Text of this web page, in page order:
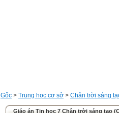
Gốc > Trung học cơ sở > Chân trời sáng
Giáo án Tin học 7 Chân trời sáng tạo